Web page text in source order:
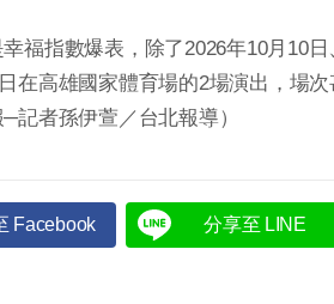
福指數爆表，除了2026年10月10
在高雄國家體育場的2場演出，
記者孫伊萱／台北報導）
Facebook 分享至 LINE